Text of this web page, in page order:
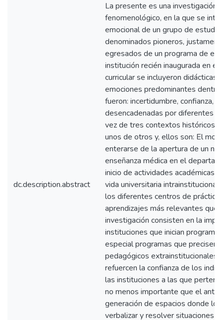
dc.description.abstract
La presente es una investigación
fenomenológico, en la que se
emocional de un grupo de
denominados pioneros,
egresados de un programa de
institución recién inaugurada en
curricular se incluyeron didácticas
emociones predominantes
fueron: incertidumbre, confianza,
desencadenadas por diferentes
vez de tres contextos históricos,
unos de otros y, ellos son: El
enterarse de la apertura de un
enseñanza médica en el
inicio de actividades académicas
vida universitaria intrainstitucional
los diferentes centros de práctica
aprendizajes más relevantes
investigación consisten en la
instituciones que inician
especial programas que precisen
pedagógicos extrainstitucionales
refuercen la confianza de los
las instituciones a las que
no menos importante que el
generación de espacios donde
verbalizar y resolver situaciones